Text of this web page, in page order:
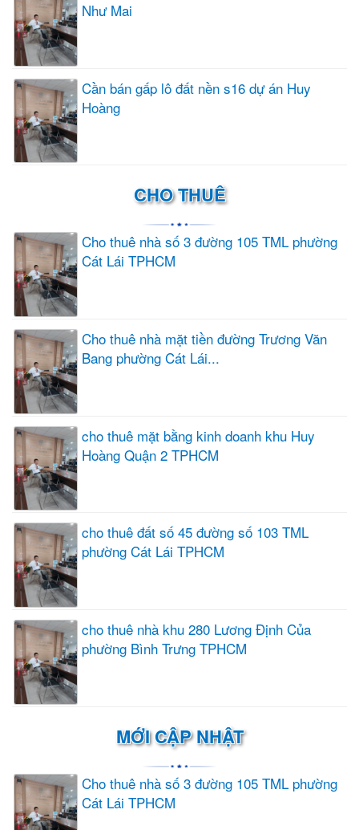
Như Mai
Cần bán gấp lô đất nền s16 dự án Huy
Hoàng
CHO THUÊ
Cho thuê nhà số 3 đường 105 TML phường
Cát Lái TPHCM
Cho thuê nhà mặt tiền đường Trương Văn
Bang phường Cát Lái...
cho thuê mặt bằng kinh doanh khu Huy
Hoàng Quận 2 TPHCM
cho thuê đất số 45 đường số 103 TML
phường Cát Lái TPHCM
cho thuê nhà khu 280 Lương Định Của
phường Bình Trưng TPHCM
MỚI CẬP NHẬT
Cho thuê nhà số 3 đường 105 TML phường
Cát Lái TPHCM